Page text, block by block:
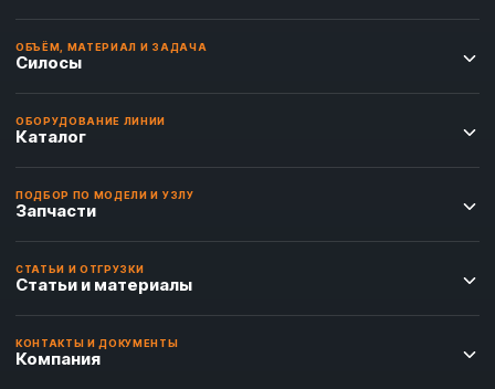
ОБЪЁМ, МАТЕРИАЛ И ЗАДАЧА
Силосы
ОБОРУДОВАНИЕ ЛИНИИ
Каталог
ПОДБОР ПО МОДЕЛИ И УЗЛУ
Запчасти
СТАТЬИ И ОТГРУЗКИ
Статьи и материалы
КОНТАКТЫ И ДОКУМЕНТЫ
Компания